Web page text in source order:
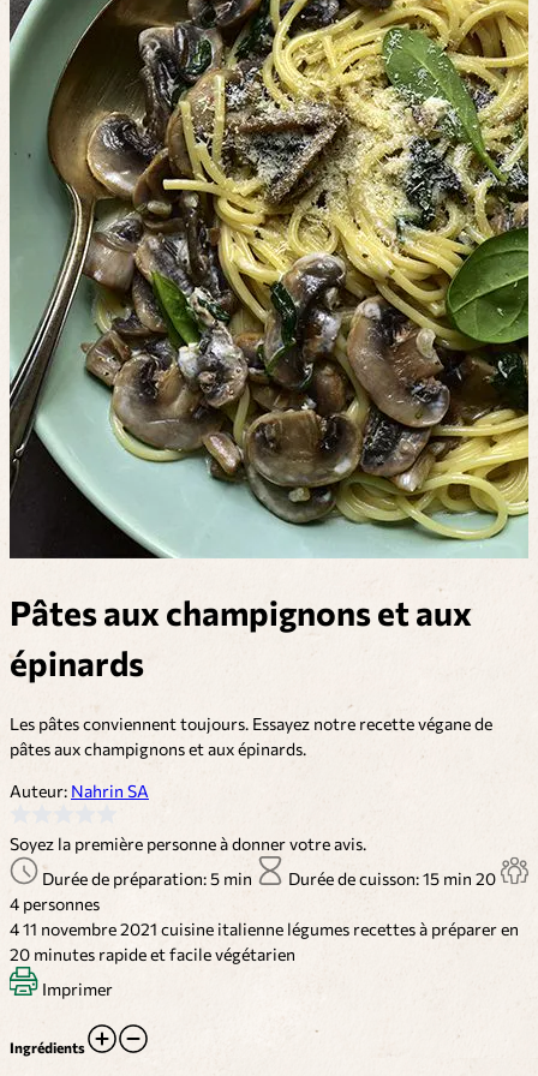
Pâtes aux champignons et aux
épinards
Les pâtes conviennent toujours. Essayez notre recette végane de
pâtes aux champignons et aux épinards.
Auteur: Nahrin SA
Soyez la première personne à donner votre avis.
Durée de préparation: 5 min
Durée de cuisson: 15 min 20
4 personnes
411 novembre 2021 cuisine italienne légumes recettes à préparer en
20 minutes rapide et facilevégétarien
Imprimer
Ingrédients